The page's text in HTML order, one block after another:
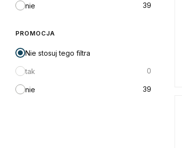
nie 39
PROMOCJA
Nie stosuj tego filtra
tak 0
nie 39